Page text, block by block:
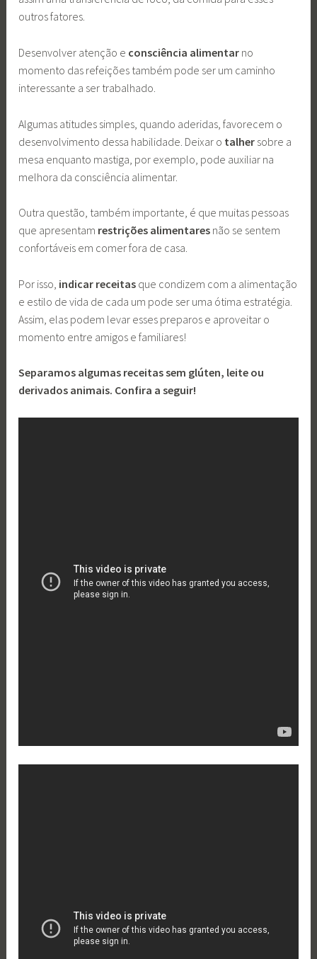
outros fatores.
Desenvolver atenção e consciência alimentar no
momento das refeições também pode ser um caminho
interessante a ser trabalhado.
Algumas atitudes simples, quando aderidas, favorecem o
desenvolvimento dessa habilidade. Deixar o talher sobre a
mesa enquanto mastiga, por exemplo, pode auxiliar na
melhora da consciência alimentar.
Outra questão, também importante, é que muitas pessoas
que apresentam restrições alimentares não se sentem
confortáveis em comer fora de casa.
Por isso, indicar receitas que condizem com a alimentação
e estilo de vida de cada um pode ser uma ótima estratégia.
Assim, elas podem levar esses preparos e aproveitar o
momento entre amigos e familiares!
Separamos algumas receitas sem glúten, leite ou
derivados animais. Confira a seguir!